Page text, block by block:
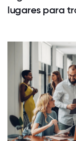
lugares para